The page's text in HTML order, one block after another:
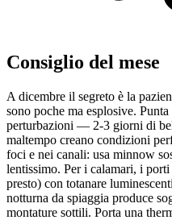
Consiglio del mese
A dicembre il segreto è la
sono poche ma esplosive.
perturbazioni — 2-3 giorni di
maltempo creano condizioni
foci e nei canali: usa minnow
lentissimo. Per i calamari, i
presto) con totanare
notturna da spiaggia produce
montature sottili. Porta una